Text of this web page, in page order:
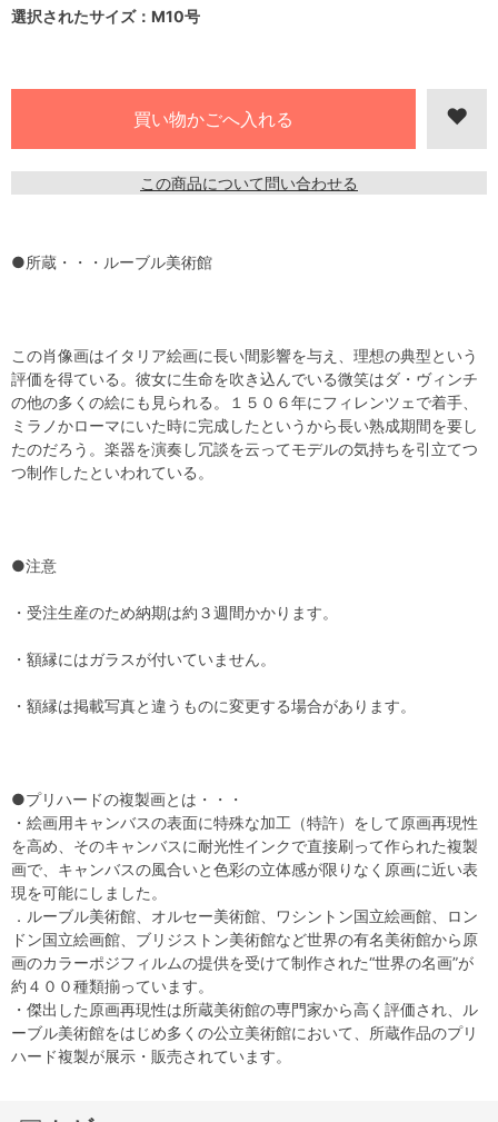
選択されたサイズ：M10号
この商品について問い合わせる
●所蔵・・・ルーブル美術館
この肖像画はイタリア絵画に長い間影響を与え、理想の典型という
評価を得ている。彼女に生命を吹き込んでいる微笑はダ・ヴィンチ
の他の多くの絵にも見られる。１５０６年にフィレンツェで着手、
ミラノかローマにいた時に完成したというから長い熟成期間を要し
たのだろう。楽器を演奏し冗談を云ってモデルの気持ちを引立てつ
つ制作したといわれている。
●注意
・受注生産のため納期は約３週間かかります。
・額縁にはガラスが付いていません。
・額縁は掲載写真と違うものに変更する場合があります。
●プリハードの複製画とは・・・
・絵画用キャンバスの表面に特殊な加工（特許）をして原画再現性
を高め、そのキャンバスに耐光性インクで直接刷って作られた複製
画で、キャンバスの風合いと色彩の立体感が限りなく原画に近い表
現を可能にしました。
．ルーブル美術館、オルセー美術館、ワシントン国立絵画館、ロン
ドン国立絵画館、ブリジストン美術館など世界の有名美術館から原
画のカラーポジフィルムの提供を受けて制作された“世界の名画”が
約４００種類揃っています。
・傑出した原画再現性は所蔵美術館の専門家から高く評価され、ル
ーブル美術館をはじめ多くの公立美術館において、所蔵作品のプリ
ハード複製が展示・販売されています。